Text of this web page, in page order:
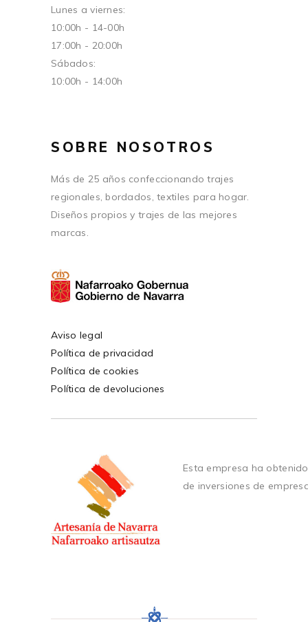
Lunes a viernes:
10:00h - 14-00h
17:00h - 20:00h
Sábados:
10:00h - 14:00h
SOBRE NOSOTROS
Más de 25 años confeccionando trajes
regionales, bordados, textiles para hogar.
Diseños propios y trajes de las mejores
marcas.
Aviso legal
Política de privacidad
Política de cookies
Política de devoluciones
Esta empresa ha
de inversiones de